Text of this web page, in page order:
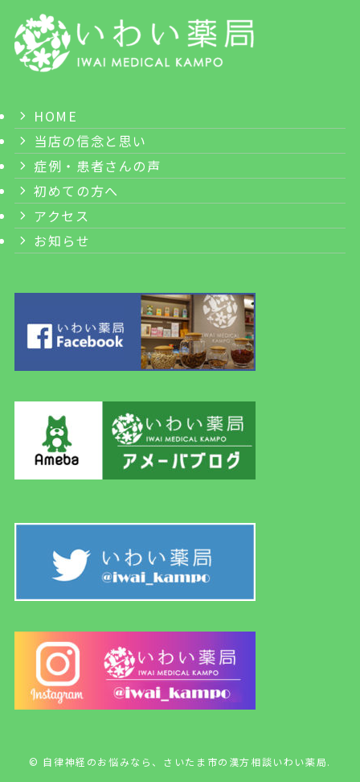
HOME
当店の信念と思い
症例・患者さんの声
初めての方へ
アクセス
お知らせ
© 自律神経のお悩みなら、さいたま市の漢方相談いわい薬局.